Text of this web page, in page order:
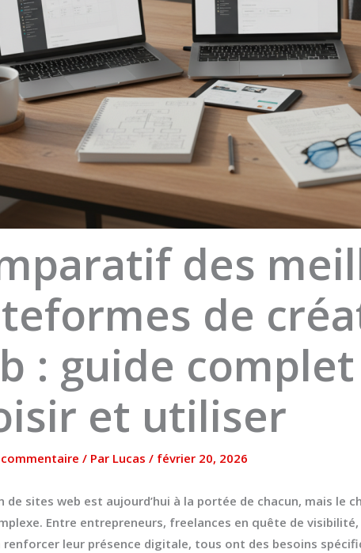
des
de
: guide
et utiliser
/ Par Lucas/ février 20, 2026
de sites web est aujourd’hui à la portée de chacun, mais le
Entre entrepreneurs, freelances en quête de
renforcer leur présence digitale, tous ont des besoins